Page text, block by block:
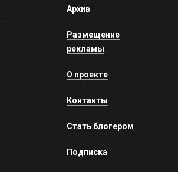
Архив
Размещение
рекламы
О проекте
Контакты
Стать блогером
Подписка